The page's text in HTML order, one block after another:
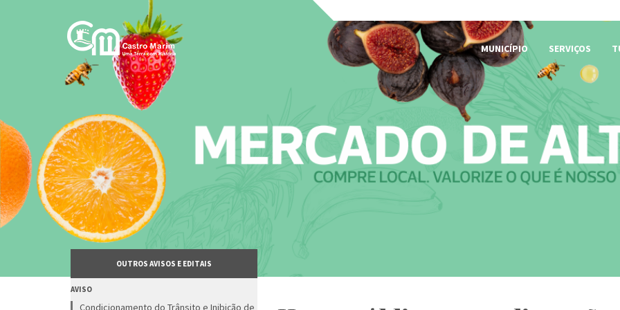
MUNICÍPIO
SERVIÇOS
OUTROS AVISOS E EDITAIS
AVISO
Condicionamento do Trânsito e Inibição de